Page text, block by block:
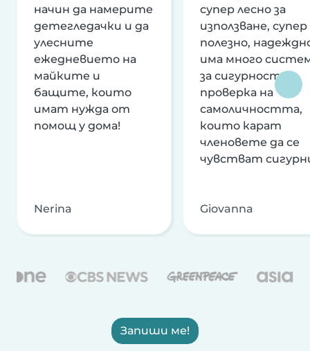
начин да намерите
детегледачки и да
улесните
ежедневието на
майките и
бащите, които
имат нужда от
помощ у дома!
Nerina
супер лесно за
използване, супер
полезно,
има много
за сигурност и
проверка на
самоличността,
които карат
членовете да се
чувстват
Giovanna
Запиши ме!